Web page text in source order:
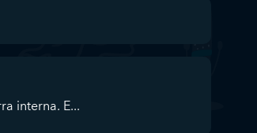
interna. E...